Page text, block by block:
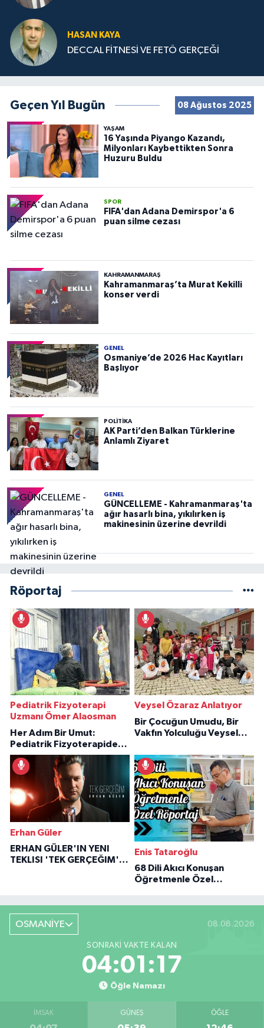
HASAN KAYA
DECCAL FİTNESİ VE FETÖ GERÇEĞİ
Geçen Yıl Bugün 08 Ağustos 2025
YAŞAM
16 Yaşında Piyango Kazandı,
Milyonları Kaybettikten Sonra
Huzuru Buldu
SPOR
FIFA'dan Adana Demirspor'a 6
puan silme cezası
KAHRAMANMARAŞ
Kahramanmaraş’ta Murat Kekilli
konser verdi
GENEL
Osmaniye’de 2026 Hac Kayıtları
Başlıyor
POLITIKA
AK Parti’den Balkan Türklerine
Anlamlı Ziyaret
GENEL
GÜNCELLEME - Kahramanmaraş'ta
ağır hasarlı bina, yıkılırken iş
makinesinin üzerine devrildi
Röportaj
Pediatrik Fizyoterapi
Uzmanı Ömer Alaosman
Her Adım Bir Umut:
Pediatrik Fizyoterapiden
İlham Veren Hikâyeler
Veysel Özaraz Anlatıyor
Bir Çocuğun Umudu, Bir
Vakfın Yolculuğu Veysel
Erhan Güler
ERHAN GÜLER'IN YENI
TEKLISI 'TEK GERÇEĞIM'LE
Enis Tataroğlu
68 Dili Akıcı Konuşan
Öğretmenle Özel
OSMANİYE 08.08.2026
SONRAKI VAKTE KALAN
04:01:16
Öğle Namazı
İMSAK GÜNEŞ ÖĞLE